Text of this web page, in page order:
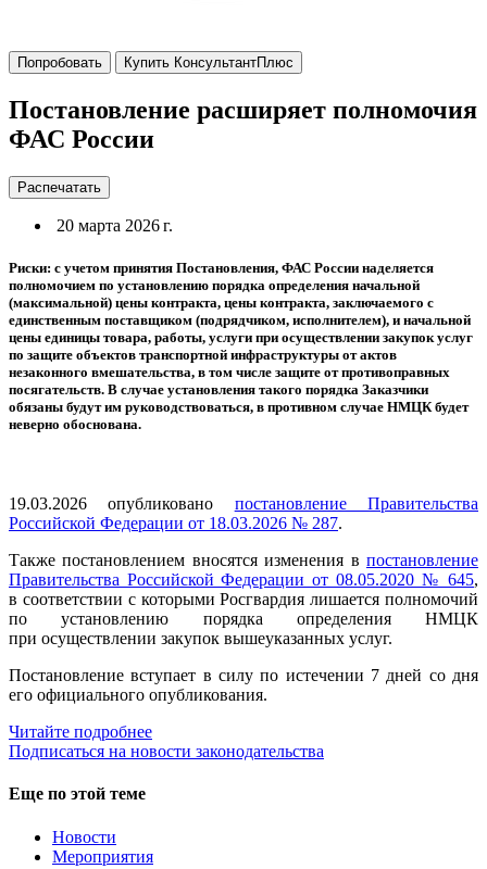
Попробовать Купить КонсультантПлюс
Постановление расширяет полномочия
ФАС России
Распечатать
20 марта 2026 г.
Риски: с учетом принятия Постановления, ФАС России наделяется
полномочием по установлению порядка определения начальной
(максимальной) цены контракта, цены контракта, заключаемого с
единственным поставщиком (подрядчиком, исполнителем), и начальной
цены единицы товара, работы, услуги при осуществлении закупок услуг
по защите объектов транспортной инфраструктуры от актов
незаконного вмешательства, в том числе защите от противоправных
посягательств. В случае установления такого порядка Заказчики
обязаны будут им руководствоваться, в противном случае НМЦК будет
неверно обоснована.
19.03.2026 опубликовано постановление Правительства
Российской Федерации от 18.03.2026 № 287.
Также постановлением вносятся изменения в постановление
Правительства Российской Федерации от 08.05.2020 № 645,
в соответствии с которыми Росгвардия лишается полномочий
по установлению порядка определения НМЦК
при осуществлении закупок вышеуказанных услуг.
Постановление вступает в силу по истечении 7 дней со дня
его официального опубликования.
Читайте подробнее
Подписаться на новости законодательства
Еще по этой теме
Новости
Мероприятия